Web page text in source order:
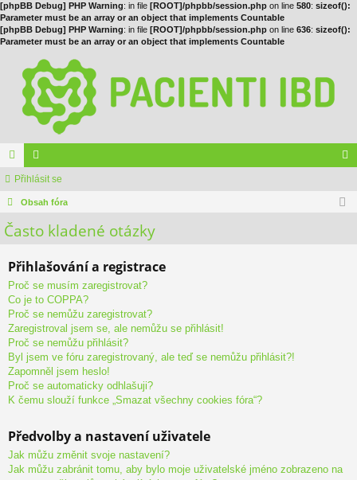
[phpBB Debug] PHP Warning: in file [ROOT]/phpbb/session.php on line 580: sizeof():
Parameter must be an array or an object that implements Countable
[phpBB Debug] PHP Warning: in file [ROOT]/phpbb/session.php on line 636: sizeof():
Parameter must be an array or an object that implements Countable
ór
a
le
no
vé
lá
Přihlásit se
Obsah fóra
Často kladené otázky
Přihlašování a registrace
Proč se musím zaregistrovat?
Co je to COPPA?
Proč se nemůžu zaregistrovat?
Zaregistroval jsem se, ale nemůžu se přihlásit!
Proč se nemůžu přihlásit?
Byl jsem ve fóru zaregistrovaný, ale teď se nemůžu přihlásit?!
Zapomněl jsem heslo!
Proč se automaticky odhlašuji?
K čemu slouží funkce „Smazat všechny cookies fóra“?
Předvolby a nastavení uživatele
Jak můžu změnit svoje nastavení?
Jak můžu zabránit tomu, aby bylo moje uživatelské jméno zobrazeno na